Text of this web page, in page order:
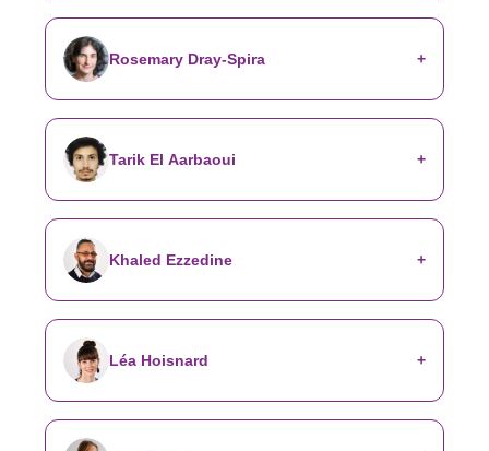
Rosemary Dray-Spira
Tarik El Aarbaoui
Khaled Ezzedine
Léa Hoisnard